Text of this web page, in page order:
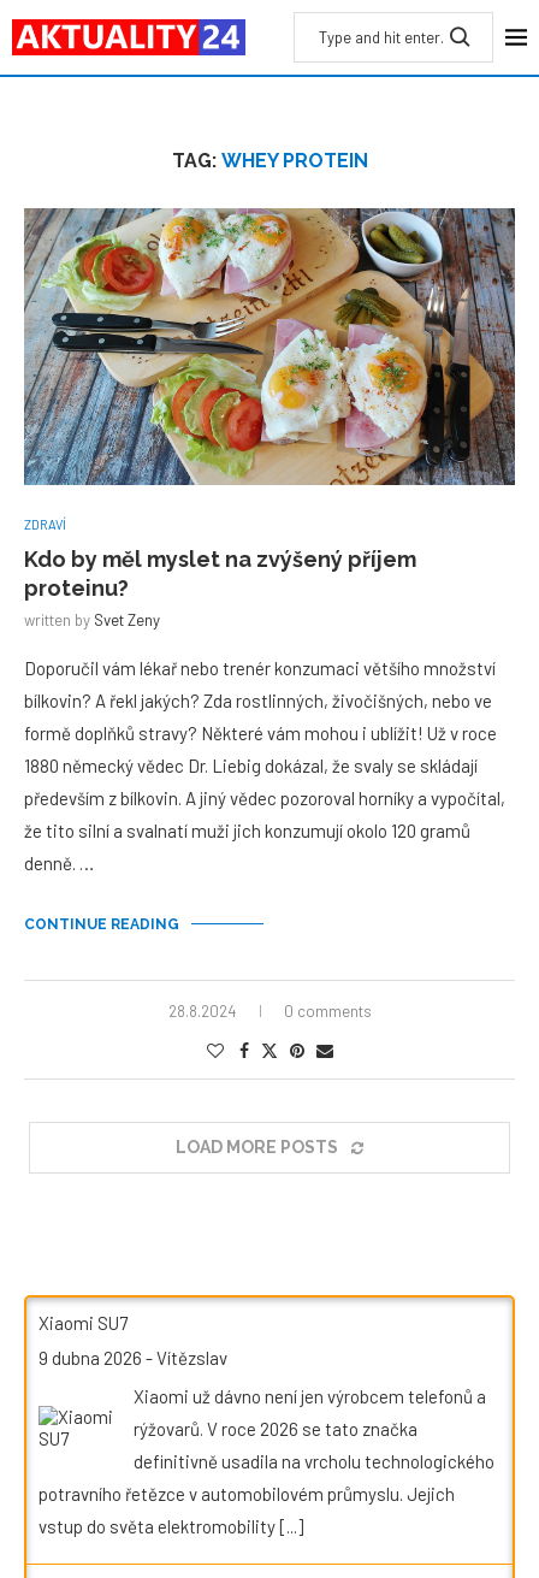
TAG: WHEY PROTEIN
ZDRAVÍ
Kdo by měl myslet na zvýšený příjem
proteinu?
written by Svet Zeny
Doporučil vám lékař nebo trenér konzumaci většího množství
bílkovin? A řekl jakých? Zda rostlinných, živočišných, nebo ve
formě doplňků stravy? Některé vám mohou i ublížit! Už v roce
1880 německý vědec Dr. Liebig dokázal, že svaly se skládají
především z bílkovin. A jiný vědec pozoroval horníky a vypočítal,
že tito silní a svalnatí muži jich konzumují okolo 120 gramů
denně. …
CONTINUE READING
28.8.2024 0 comments
LOAD MORE POSTS
Xiaomi SU7
9 dubna 2026 -Vítězslav
Xiaomi už dávno není jen výrobcem telefonů a
rýžovarů. V roce 2026 se tato značka
definitivně usadila na vrcholu technologického
potravního řetězce v automobilovém průmyslu. Jejich
vstup do světa elektromobility[...]